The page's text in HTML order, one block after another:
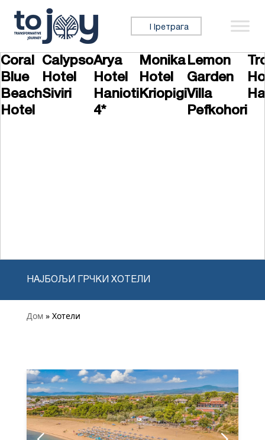
Прескочи на садржај
Претражи:
Coral
Blue
Beach
Hotel
Calypso
Hotel
Siviri
Arya
Hotel
Hanioti
4*
Monika
Hotel
Kriopigi
Lemon
Garden
Villa
Pefkohori
НАЈБОЉИ ГРЧКИ ХОТЕЛИ
Дом » Хотели